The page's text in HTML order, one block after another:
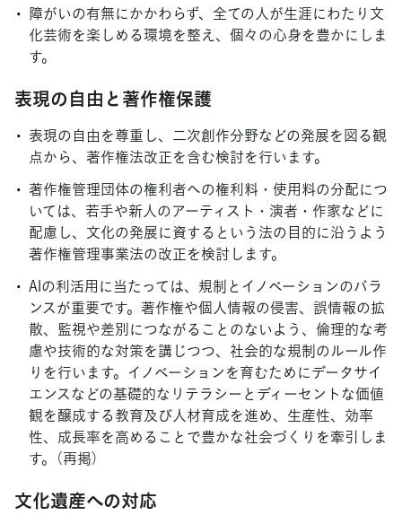
障がいの有無にかかわらず、全ての人が生涯にわたり文
化芸術を楽しめる環境を整え、個々の心身を豊かにしま
す。
表現の自由と著作権保護
表現の自由を尊重し、二次創作分野などの発展を図る観
点から、著作権法改正を含む検討を行います。
著作権管理団体の権利者への権利料・使用料の分配につ
いては、若手や新人のアーティスト・演者・作家などに
配慮し、文化の発展に資するという法の目的に沿うよう
著作権管理事業法の改正を検討します。
AIの利活用に当たっては、規制とイノベーションのバラ
ンスが重要です。著作権や個人情報の侵害、誤情報の拡
散、監視や差別につながることのないよう、倫理的な考
慮や技術的な対策を講じつつ、社会的な規制のルール作
りを行います。イノベーションを育むためにデータサイ
エンスなどの基礎的なリテラシーとディーセントな価値
観を醸成する教育及び人材育成を進め、生産性、効率
性、成長率を高めることで豊かな社会づくりを牽引しま
す。（再掲）
文化遺産への対応